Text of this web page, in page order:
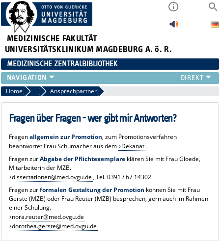
MEDIZINISCHE FAKULTÄT
UNIVERSITÄTSKLINIKUM MAGDEBURG A. ö. R.
MEDIZINISCHE ZENTRALBIBLIOTHEK
LITERATURSUCHE
SERVICE
INFORMATIONSKOMPETENZ
PUBLIZIEREN
SUCHE A-Z
Home FAQ Promotion
Ansprechpartner
Fragen über Fragen - wer gibt mir Antworten?
Fragenallgemein zur Promotion, zum Promotionsverfahren
beantwortet Frau Schumacher aus dem Dekanat.
Fragen zurAbgabe der Pflichtexemplareklären Sie mit Frau Gloede,
Mitarbeiterin der MZB.
dissertationen@med.ovgu.de, Tel. 0391 / 67 14302
Fragen zurformalen Gestaltung der Promotion können Sie mit Frau
Gerste (MZB) oder Frau Reuter (MZB) besprechen, gern auch im Rahmen
einer Schulung.
nora.reuter@med.ovgu.de
dorothea.gerste@med.ovgu.de